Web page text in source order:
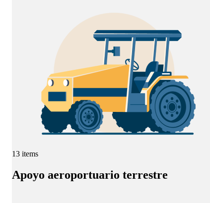
13 items
Apoyo aeroportuario terrestre